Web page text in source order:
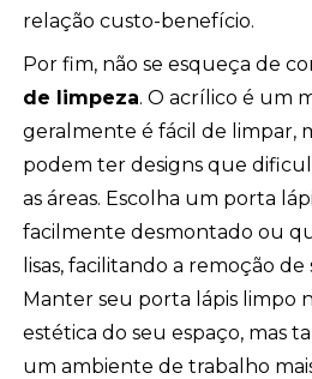
relação custo-benefício.
Por fim, não se esqueça de
de limpeza. O acrílico é um
geralmente é fácil de limpar,
podem ter designs que
as áreas. Escolha um porta
facilmente desmontado ou
lisas, facilitando a remoção de
Manter seu porta lápis limpo
estética do seu espaço, mas
um ambiente de trabalho